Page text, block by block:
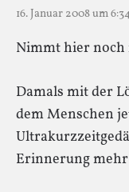
16. Januar 2008 um
Nimmt hier noch
Damals mit der
dem Menschen
Erinnerung mehr